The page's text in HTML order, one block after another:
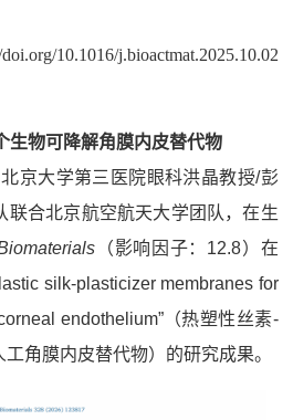
10.1016/j.bioactmat.2025.10.02
生物可降解角膜内皮替代物
京大学第三医院眼科洪晶教授/彭
联合北京航空航天大学团队，在生
（影响因子：12.8）在
silk-plasticizer membranes for
endothelium”（热塑性丝素-
角膜内皮替代物）的研究成果。